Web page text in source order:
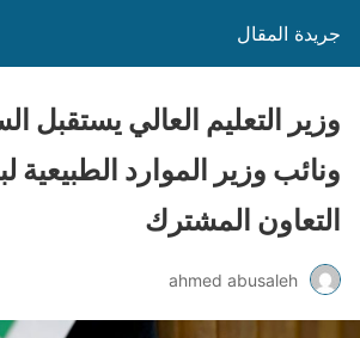
جريدة المقال
وزير التعليم العالي يستقبل
ونائب وزير الموارد
التعاون المشترك
ahmed abusaleh